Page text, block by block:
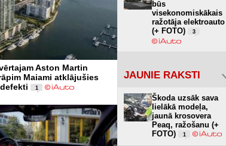
Aston Martin
Maiami atklājušies
1
būs
visekonomiskākais
ražotāja elektroauto
(+ FOTO)
3
JAUNIE RAKSTI
Škoda uzsāk sava
lielākā modeļa,
jaunā krosovera
Peaq, ražošanu (+
FOTO)
1